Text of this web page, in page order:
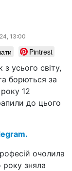
13:00
Pintrest
з усього світу,
борються за
12
до цього
очолила
року зняла